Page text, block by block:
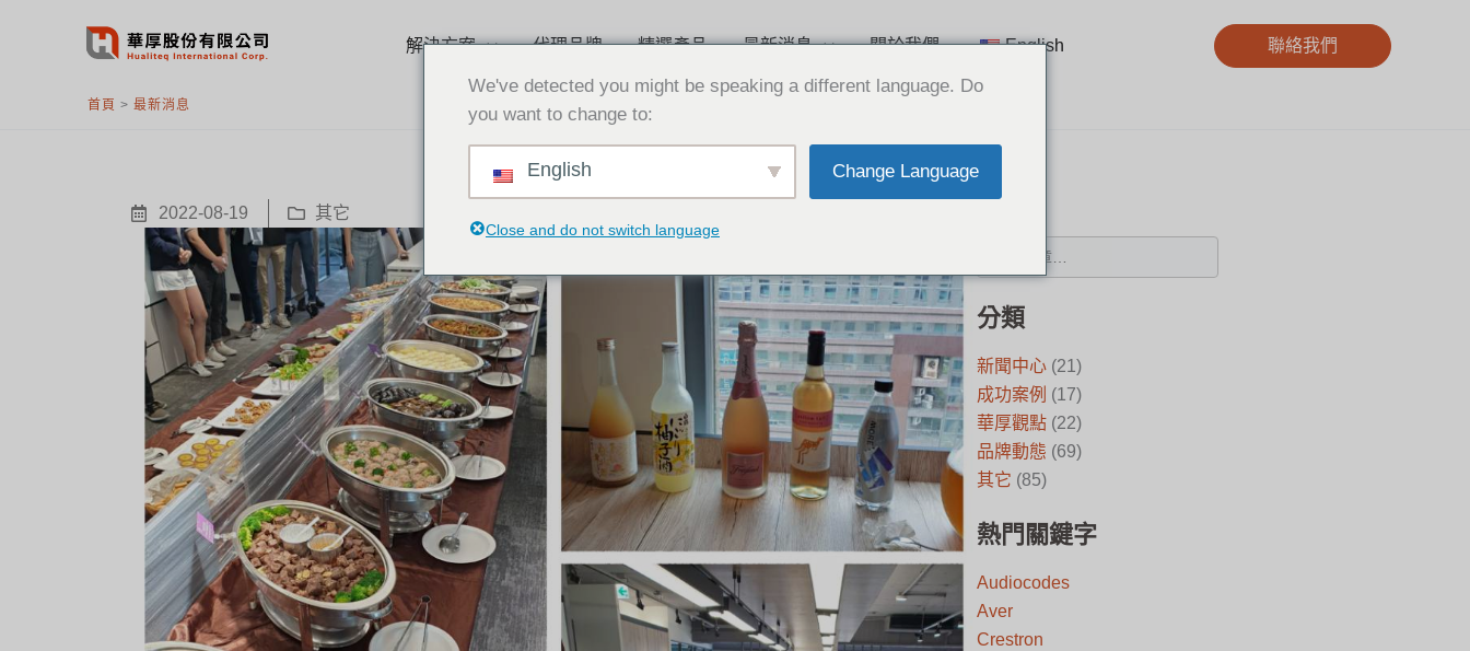
解決方案 代理品牌 精選產品 最新消息 關於我們 English 聯絡我們
首頁 > 最新消息
2022-08-19 其它 搜尋
分類
新聞中心(21)
成功案例 (17)
華厚觀點(22)
品牌動態 (69)
其它 (85)
熱門關鍵字
Audiocodes
Aver
Crestron
We've detected you might be speaking a different language. Do
you want to change to:
English Change Language
Close and do not switch language